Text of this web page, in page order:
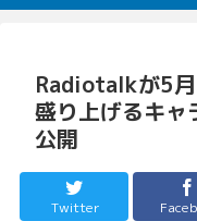
Radiotalkが5月
盛り上げるキャ
公開
Twitter